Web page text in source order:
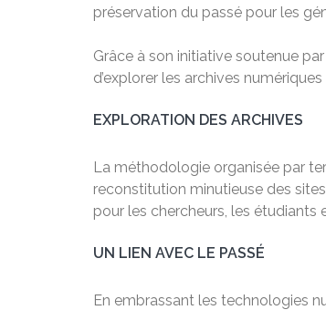
préservation du passé pour les
Grâce à son initiative soutenue
d’explorer les archives
EXPLORATION DES ARCHIVES
La méthodologie organisée par
reconstitution minutieuse des
pour les chercheurs, les étudiants
UN LIEN AVEC LE PASSÉ
En embrassant les technologies